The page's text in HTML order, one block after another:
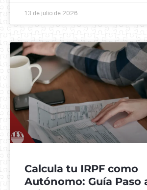
13 de julio de 2026
Calcula tu IRPF como
Autónomo: Guía Paso